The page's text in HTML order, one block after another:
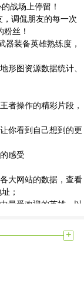
战场上停留！
调侃朋友的每一次
丝！
装备英雄熟练度，
图资源数据统计、
者操作的精彩片段，
你看到自己想到的更
感受
大网站的数据，查看
；
最受欢迎的英雄，以
据更强大；
胜率。了解哪个英雄
；
前的KDA，并清楚地
。
就可以更方便地查询
+